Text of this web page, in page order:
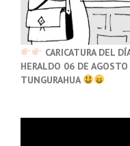
CARICATURA DEL
HERALDO 06 DE
TUNGURAHUA